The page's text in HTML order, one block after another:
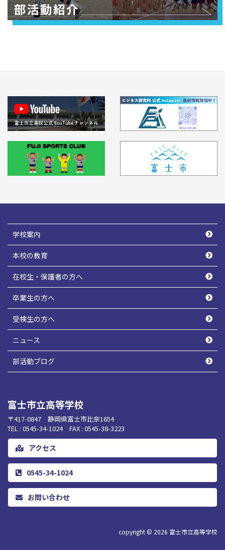
学校案内
本校の教育
在校生・保護者の方へ
卒業生の方へ
受検生の方へ
ニュース
部活動ブログ
富士市立高等学校
〒417-0847 静岡県富士市比奈1654
TEL : 0545-34-1024 FAX : 0545-38-3223
アクセス
0545-34-1024
お問い合わせ
copyright © 2026 富士市立高等学校